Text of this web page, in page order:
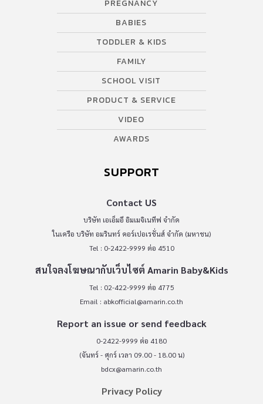
PREGNANCY
BABIES
TODDLER & KIDS
FAMILY
SCHOOL VISIT
PRODUCT & SERVICE
VIDEO
AWARDS
SUPPORT
Contact US
บริษัท เอเอ็มอี อิมเมจิเนทีฟ จำกัด
ในเครือ บริษัท อมรินทร์ คอร์เปอเรชั่นส์ จำกัด (มหาชน)
Tel : 0-2422-9999 ต่อ 4510
สนใจลงโฆษณากับเว็บไซต์ Amarin Baby&Kids
Tel : 02-422-9999 ต่อ 4775
Email : abkofficial@amarin.co.th
Report an issue or send feedback
0-2422-9999 ต่อ 4180
(จันทร์ - ศุกร์ เวลา 09.00 - 18.00 น)
bdcx@amarin.co.th
Privacy Policy